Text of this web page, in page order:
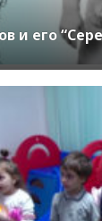
и его